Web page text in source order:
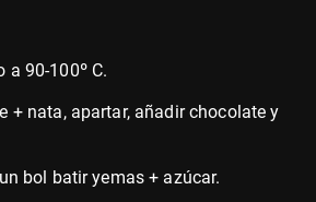
a 90-100º C.
+ nata, apartar, añadir chocolate y
bol batir yemas + azúcar.